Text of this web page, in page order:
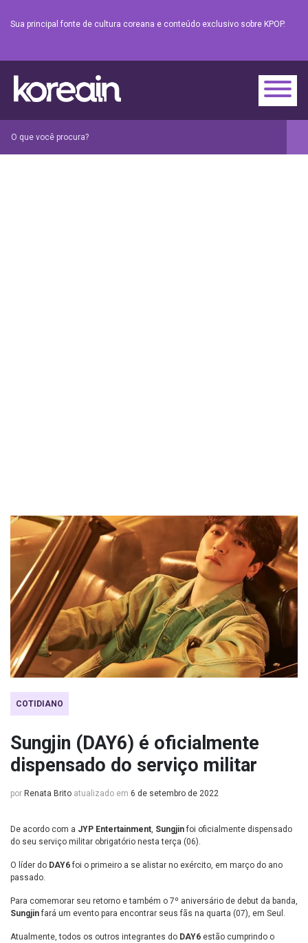
Sua principal fonte de cultura coreana e conteúdo exclusivo sobre KPOP.
COTIDIANO
Sungjin (DAY6) é oficialmente
dispensado do serviço militar
por Renata Brito atualizado em 6 de setembro de 2022
De acordo com a JYP Entertainment, Sungjinfoi oficialmente dispensado
do seu serviço militar obrigatório nesta terça (06).
O líder do DAY6foi o primeiro a se alistar no exército, em março do ano
passado.
Para comemorar seu retorno e também o 7º aniversário de debut da banda,
Sungjinfará um evento para encontrar seus fãs na quarta (07), em Seul.
Atualmente, todos os outros integrantes do DAY6 estão cumprindo o